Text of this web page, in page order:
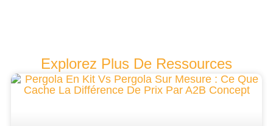
Explorez Plus De Ressources